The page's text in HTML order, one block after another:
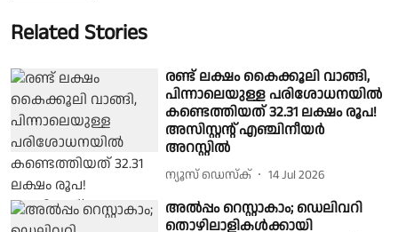
Related Stories
രണ്ട് ലക്ഷം കൈക്കൂലി വാങ്ങി,
പിന്നാലെയുള്ള പരിശോധനയിൽ
കണ്ടെത്തിയത് 32.31 ലക്ഷം രൂപ!
അസിസ്റ്റന്റ് എഞ്ചിനീയർ
അറസ്റ്റിൽ
ന്യൂസ് ഡെസ്ക് 14 Jul 2026
അൽപ്പം റെസ്റ്റാകാം; ഡെലിവറി
തൊഴിലാളികൾക്കായി